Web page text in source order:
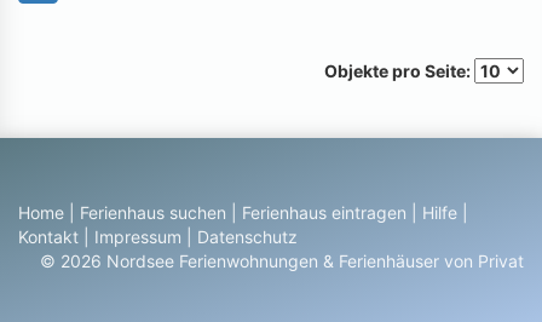
Objekte pro Seite:
Home Ferienhaus suchen Ferienhaus eintragen Hilfe
Kontakt
Impressum
Datenschutz
© 2026 Nordsee Ferienwohnungen & Ferienhäuser von Privat